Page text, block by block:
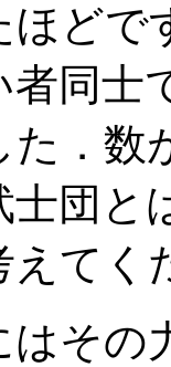
ほどで
者同士
た．数
士団と
えてく
はその